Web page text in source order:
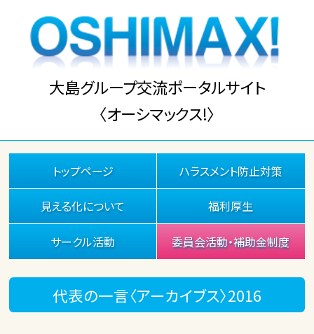
大島グループ交流ポータルサイト
〈オーシマックス!〉
トップページ ハラスメント防止対策
見える化について 福利厚生
サークル活動 委員会活動・補助金制度
代表の一言〈アーカイブス〉2016